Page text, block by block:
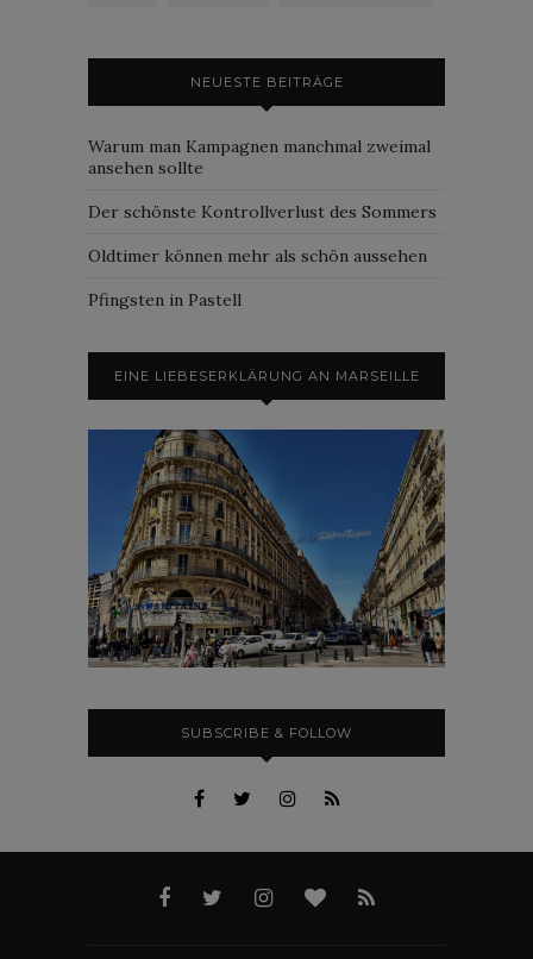
NEUESTE BEITRÄGE
Warum man Kampagnen manchmal zweimal
ansehen sollte
Der schönste Kontrollverlust des Sommers
Oldtimer können mehr als schön aussehen
Pfingsten in Pastell
EINE LIEBESERKLÄRUNG AN MARSEILLE
SUBSCRIBE & FOLLOW